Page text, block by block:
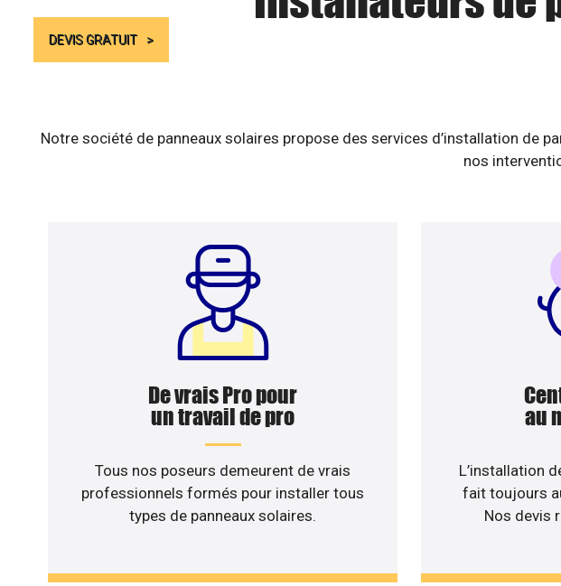
DEVIS GRATUIT
Notre société de panneaux solaires propose des services d’installation de
nos
De vrais Pro pour
un travail de pro
Tous nos poseurs demeurent de vrais
professionnels formés pour installer tous
types de panneaux solaires.
au
L’installation
fait toujours
Nos devis